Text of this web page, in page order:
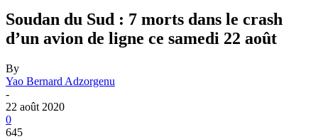
Soudan du Sud : 7 morts dans le crash
d’un avion de ligne ce samedi 22 août
By
Yao Bernard Adzorgenu
-
22 août 2020
0
645